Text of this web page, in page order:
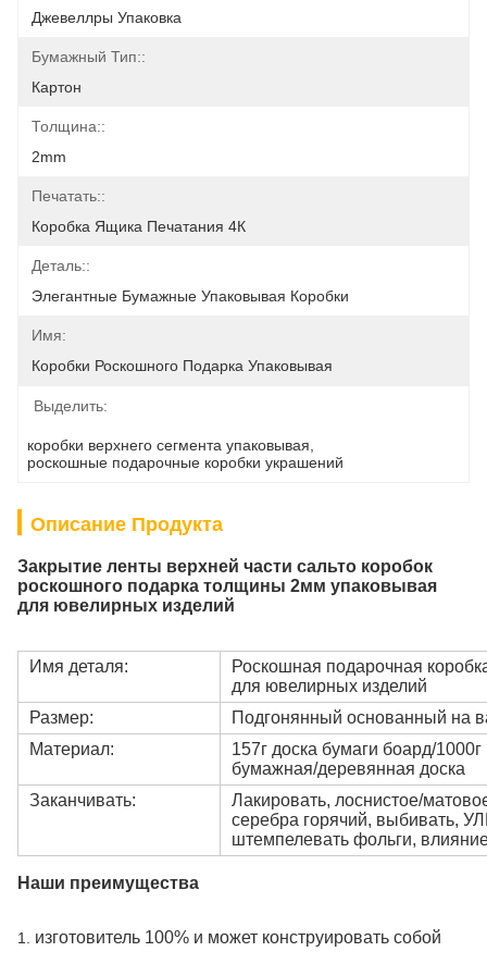
Джевеллры Упаковка
Бумажный Тип::
Картон
Толщина::
2mm
Печатать::
Коробка Ящика Печатания 4К
Деталь::
Элегантные Бумажные Упаковывая Коробки
Имя:
Коробки Роскошного Подарка Упаковывая
Выделить:
коробки верхнего сегмента упаковывая
роскошные подарочные коробки украшений
Описание Продукта
Закрытие ленты верхней части сальто коробок
роскошного подарка толщины 2мм упаковывая
для ювелирных изделий
Имя деталя:
Роскошная подарочная
для ювелирных изделий
Размер:
Подгонянный основанный на
Материал:
157г доска бумаги боард/
бумажная/деревянная доска
Заканчивать:
Лакировать, лоснистое/
серебра горячий, выбивать,
штемпелевать фольги,
Наши преимущества
1. изготовитель 100% и может конструировать собой